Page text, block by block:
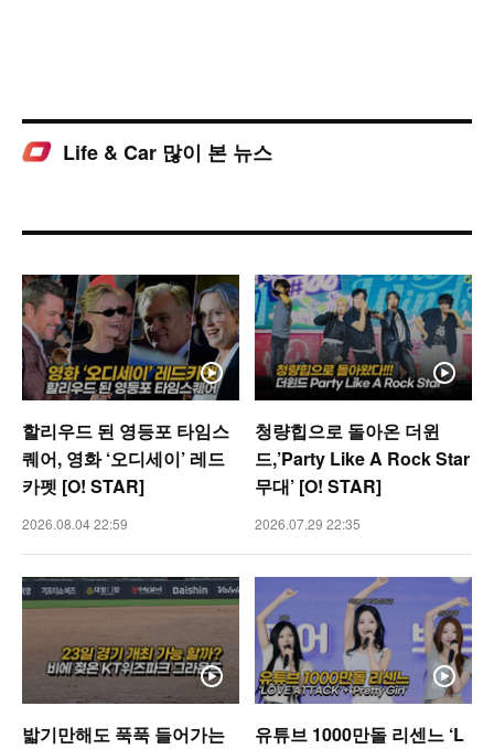
Life & Car 많이 본 뉴스
할리우드 된 영등포 타임스
퀘어, 영화 ‘오디세이’ 레드
카펫 [O! STAR]
2026.08.04 22:59
청량힙으로 돌아온 더윈
드,’Party Like A Rock Star
무대’ [O! STAR]
2026.07.29 22:35
밟기만해도 푹푹 들어가는
유튜브 1000만돌 리센느 ‘L